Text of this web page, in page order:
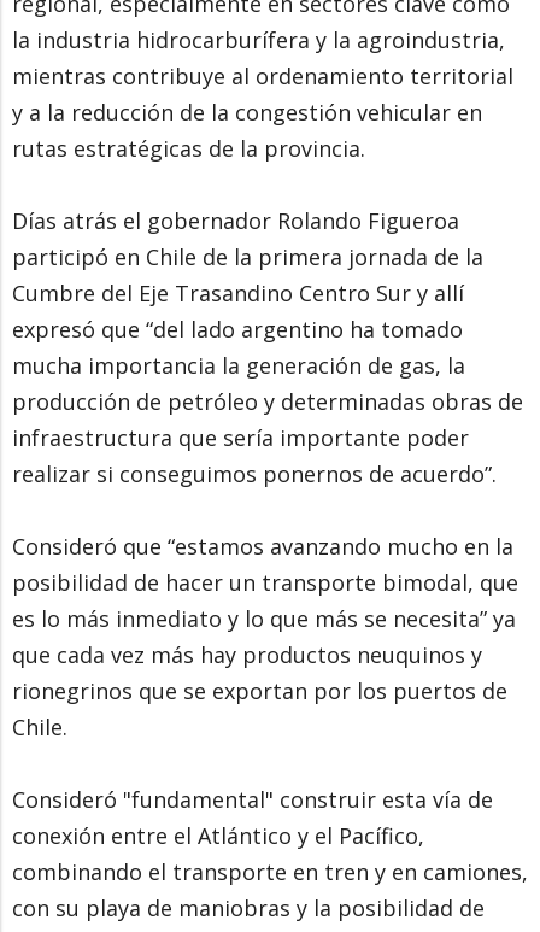
la industria hidrocarburífera y la agroindustria,
mientras contribuye al ordenamiento territorial
y a la reducción de la congestión vehicular en
rutas estratégicas de la provincia.
Días atrás el gobernador Rolando Figueroa
participó en Chile de la primera jornada de la
Cumbre del Eje Trasandino Centro Sur y allí
expresó que “del lado argentino ha tomado
mucha importancia la generación de gas, la
producción de petróleo y determinadas obras de
infraestructura que sería importante poder
realizar si conseguimos ponernos de acuerdo”.
Consideró que “estamos avanzando mucho en la
posibilidad de hacer un transporte bimodal, que
es lo más inmediato y lo que más se necesita” ya
que cada vez más hay productos neuquinos y
rionegrinos que se exportan por los puertos de
Chile.
Consideró "fundamental" construir esta vía de
conexión entre el Atlántico y el Pacífico,
combinando el transporte en tren y en camiones,
con su playa de maniobras y la posibilidad de